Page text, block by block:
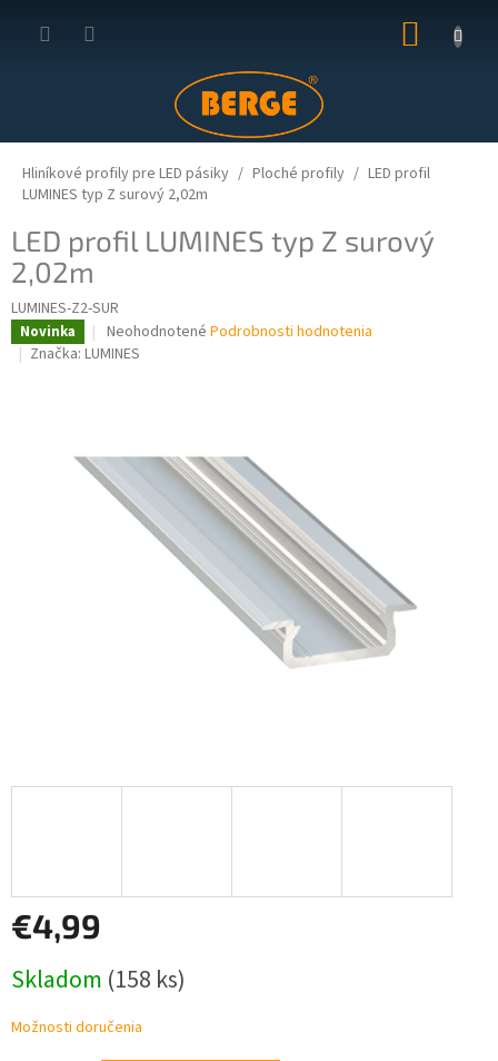
KOŠÍK
Hliníkové profily pre LED pásiky Ploché profily
LED profil
LUMINES typ Z surový 2,02m
LED profil LUMINES typ Z surový
2,02m
LUMINES-Z2-SUR
Novinka
Priemerné
hodnotenie
5
hviezdičiek.
Neohodnotené Podrobnosti hodnotenia
Značka: LUMINES
€4,99
cena:
Skladom (158 ks)
Možnosti doručenia